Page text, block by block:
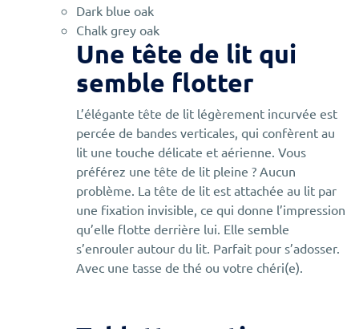
Dark blue oak
Chalk grey oak
Une tête de lit qui
semble flotter
L’élégante tête de lit légèrement incurvée est
percée de bandes verticales, qui confèrent au
lit une touche délicate et aérienne. Vous
préférez une tête de lit pleine ? Aucun
problème. La tête de lit est attachée au lit par
une fixation invisible, ce qui donne l’impression
qu’elle flotte derrière lui. Elle semble
s’enrouler autour du lit. Parfait pour s’adosser.
Avec une tasse de thé ou votre chéri(e).